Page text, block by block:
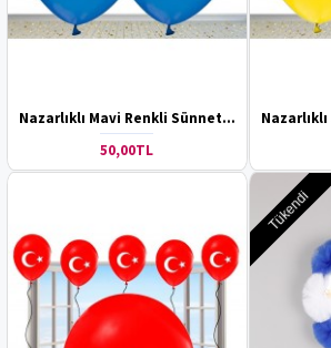
Nazarlıklı Mavi Renkli Sünnet Balonu
50,00TL
Tükendi